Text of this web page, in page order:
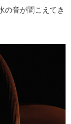
の音が聞こえてき